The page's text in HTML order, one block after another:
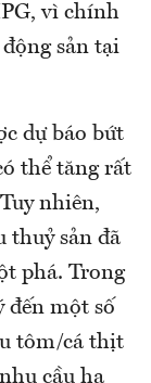
vì chính
sản tại
dự báo bứt
thể tăng rất
nhiên,
thuỷ sản đã
phá. Trong
đến một số
tôm/cá thịt
cầu hạ